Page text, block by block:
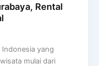
Rental
Indonesia yang
mulai dari